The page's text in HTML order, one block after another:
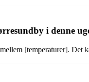
i denne
[temperaturer].